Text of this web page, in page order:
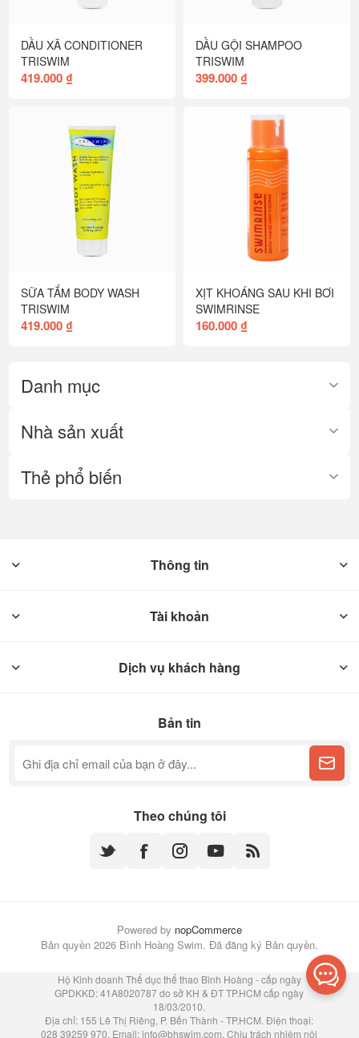
Danh mục
Nhà sản xuất
Thẻ phổ biến
DẦU XÃ CONDITIONER
TRISWIM
419.000 ₫
DẦU GỘI SHAMPOO
TRISWIM
399.000 ₫
SỮA TẮM BODY WASH
TRISWIM
419.000 ₫
XỊT KHOÁNG SAU KHI BƠI
SWIMRINSE
160.000 ₫
Thông tin
Tài khoản
Dịch vụ khách hàng
Bản tin
Theo chúng tôi
Powered by nopCommerce
Bản quyền 2026 Bình Hoàng Swim. Đã đăng ký Bản quyền.
Hộ Kinh doanh Thể dục thể thao Bình Hoàng - cấp ngày
GPDKKD: 41A8020787 do sở KH & ĐT TP.HCM cấp ngày
18/03/2010.
Địa chỉ: 155 Lê Thị Riêng, P. Bến Thành - TP.HCM. Điện thoại:
028 39259 970. Email:info@bhswim.com. Chịu trách nhiệm nội